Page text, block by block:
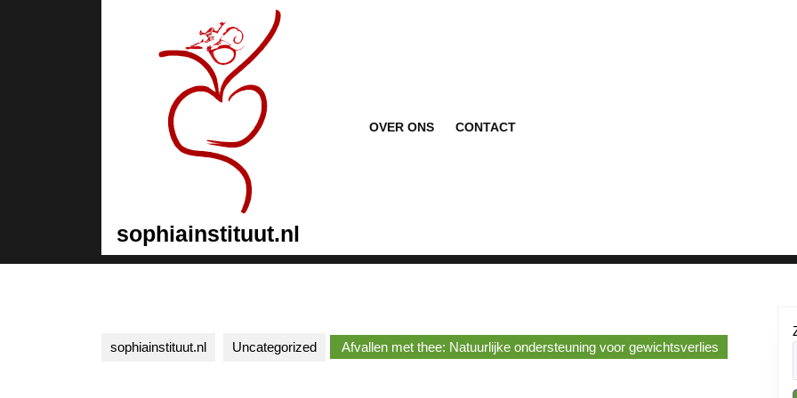
sophiainstituut.nl
OVER ONS CONTACT
sophiainstituut.nl Uncategorized Afvallen met thee: Natuurlijke ondersteuning voor gewichtsverlies